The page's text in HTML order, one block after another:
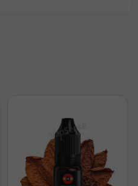
con un toque dulce.